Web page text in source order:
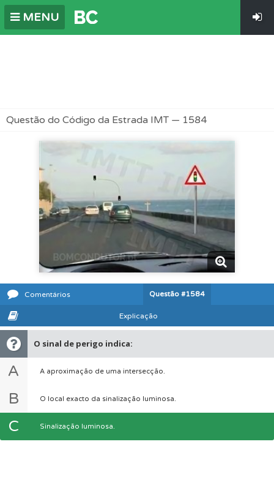
MENU
Questão do Código da Estrada IMT — 1584
Comentários Questão #1584
Explicação
O sinal de perigo indica:
A A aproximação de uma intersecção.
B O local exacto da sinalização luminosa.
C Sinalização luminosa.